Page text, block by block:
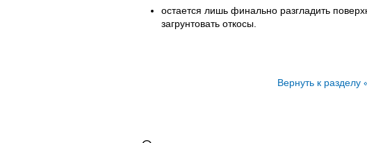
остается лишь финально разгладить
загрунтовать откосы.
Вернуть к